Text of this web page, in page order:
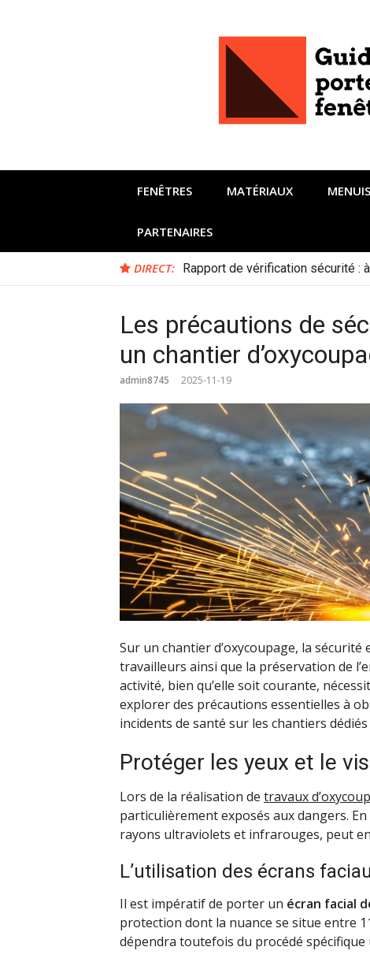
FENÊTRES MATÉRIAUX
PARTENAIRES
DIRECT: Rapport de vérification sécurité :
Les précautions de
un chantier
admin8745 2025-11-19
Sur un chantier d’oxycoupage, la
travailleurs ainsi que la préservation de
activité, bien qu’elle soit courante,
explorer des précautions essentielles à
incidents de santé sur les chantiers dédiés
Protéger les yeux et le
Lors de la réalisation de travaux
particulièrement exposés aux dangers.
rayons ultraviolets et infrarouges, peut
L’utilisation des écrans
Il est impératif de porter un écran facial
protection dont la nuance se situe entre
dépendra toutefois du procédé spécifique